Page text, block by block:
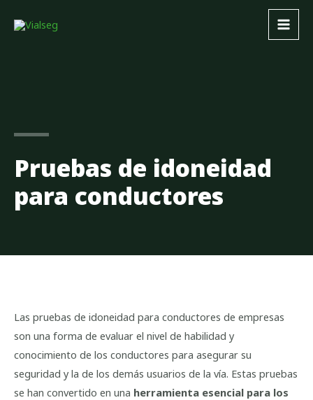
Pruebas de idoneidad
para conductores
Las pruebas de idoneidad para conductores de empresas
son una forma de evaluar el nivel de habilidad y
conocimiento de los conductores para asegurar su
seguridad y la de los demás usuarios de la vía. Estas pruebas
se han convertido en una herramienta esencial para los